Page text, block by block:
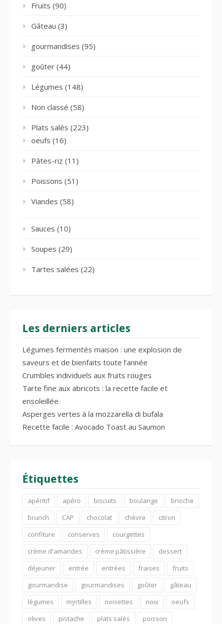
Fruits (90)
Gâteau (3)
gourmandises (95)
goûter (44)
Légumes (148)
Non classé (58)
Plats salés (223)
oeufs (16)
Pâtes-riz (11)
Poissons (51)
Viandes (58)
Sauces (10)
Soupes (29)
Tartes salées (22)
Les derniers articles
Légumes fermentés maison : une explosion de
saveurs et de bienfaits toute l’année
Crumbles individuels aux fruits rouges
Tarte fine aux abricots : la recette facile et
ensoleillée
Asperges vertes à la mozzarella di bufala
Recette facile : Avocado Toast au Saumon
Étiquettes
apéritif apéro biscuits boulange
brioche
brunch
CAP chocolat chèvre
citron
confiture
conserves
courgettes
crème d'amandes
crème pâtissière
dessert
déjeuner
entrée entrées fraises
fruits
gourmandise
gourmandises goûter
gâteau
légumes
myrtilles noisettes noix
oeufs
olives
pistache plats salés poisson